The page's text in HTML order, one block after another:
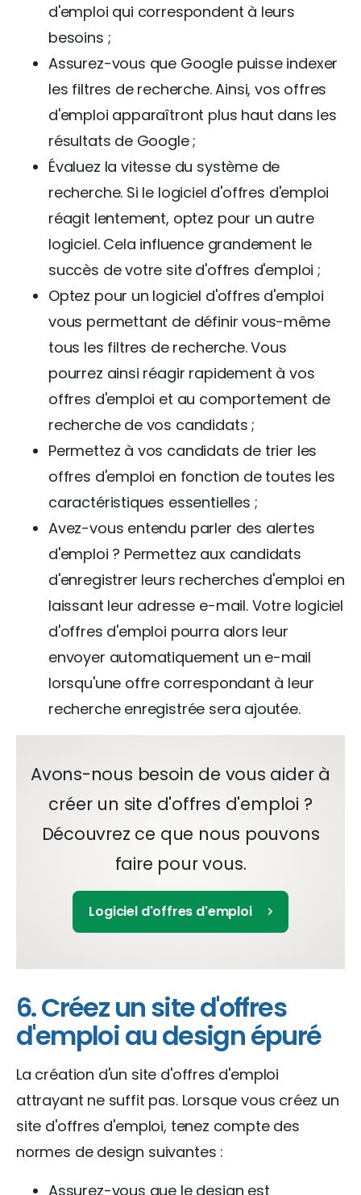
d'emploi qui correspondent à leurs
besoins ;
Assurez-vous que Google puisse indexer
les filtres de recherche. Ainsi, vos offres
d'emploi apparaîtront plus haut dans les
résultats de Google ;
Évaluez la vitesse du système de
recherche. Si le logiciel d'offres d'emploi
réagit lentement, optez pour un autre
logiciel. Cela influence grandement le
succès de votre site d'offres d'emploi ;
Optez pour un logiciel d'offres d'emploi
vous permettant de définir vous-même
tous les filtres de recherche. Vous
pourrez ainsi réagir rapidement à vos
offres d'emploi et au comportement de
recherche de vos candidats ;
Permettez à vos candidats de trier les
offres d'emploi en fonction de toutes les
caractéristiques essentielles ;
Avez-vous entendu parler des alertes
d'emploi ? Permettez aux candidats
d'enregistrer leurs recherches d'emploi en
laissant leur adresse e-mail. Votre logiciel
d'offres d'emploi pourra alors leur
envoyer automatiquement un e-mail
lorsqu'une offre correspondant à leur
recherche enregistrée sera ajoutée.
Avons-nous besoin de vous aider à
créer un site d'offres d'emploi ?
Découvrez ce que nous pouvons
faire pour vous.
Logiciel d'offres d'emploi
6. Créez un site d'offres
d'emploi au design épuré
La création d'un site d'offres d'emploi
attrayant ne suffit pas. Lorsque vous créez un
site d'offres d'emploi, tenez compte des
normes de design suivantes :
Assurez-vous que le design est